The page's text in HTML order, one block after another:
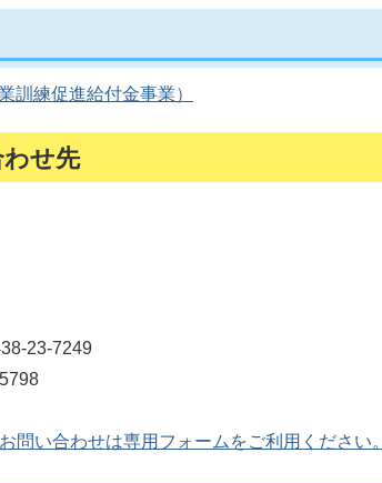
訓練促進給付金事業）
せ先
23-7249
問い合わせは専用フォームをご利用ください。